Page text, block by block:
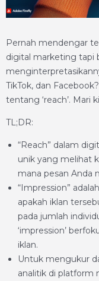
Pernah mendengar
digital marketing tapi
TikTok, dan
tentang ‘reach’. Mari
TL;DR:
“Reach” dalam
unik yang melihat
mana pesan Anda
“Impression”
apakah iklan
pada jumlah
‘impression’
iklan.
Untuk mengukur
analitik di platform